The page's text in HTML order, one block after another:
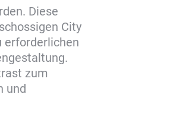
Diese
City
erforderlichen
zum
und